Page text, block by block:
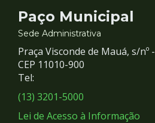
Contato
e
Redes
Sociais
Paço Municipal
Sede Administrativa
Praça Visconde de Mauá, s/nº
CEP 11010-900
Tel:
(13) 3201-5000
Lei de Acesso à Informação